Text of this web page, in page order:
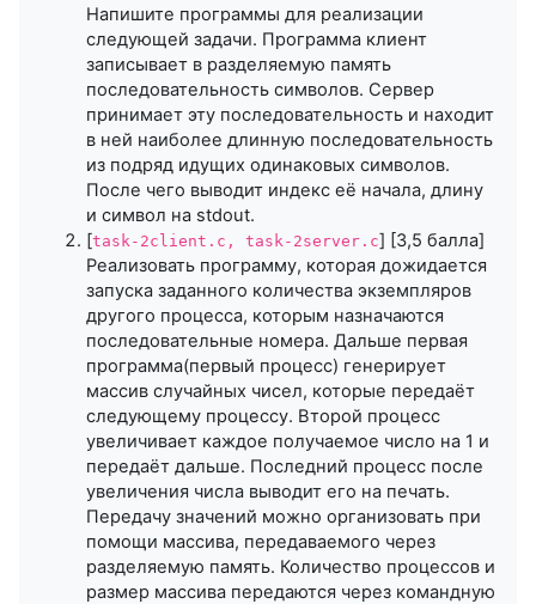
Напишите программы для реализации
следующей задачи. Программа клиент
записывает в разделяемую память
последовательность символов. Сервер
принимает эту последовательность и находит
в ней наиболее длинную последовательность
из подряд идущих одинаковых символов.
После чего выводит индекс её начала, длину
и символ на stdout.
[task-2client.c, task-2server.c] [3,5 балла]
Реализовать программу, которая дожидается
запуска заданного количества экземпляров
другого процесса, которым назначаются
последовательные номера. Дальше первая
программа(первый процесс) генерирует
массив случайных чисел, которые передаёт
следующему процессу. Второй процесс
увеличивает каждое получаемое число на 1 и
передаёт дальше. Последний процесс после
увеличения числа выводит его на печать.
Передачу значений можно организовать при
помощи массива, передаваемого через
разделяемую память. Количество процессов и
размер массива передаются через командную